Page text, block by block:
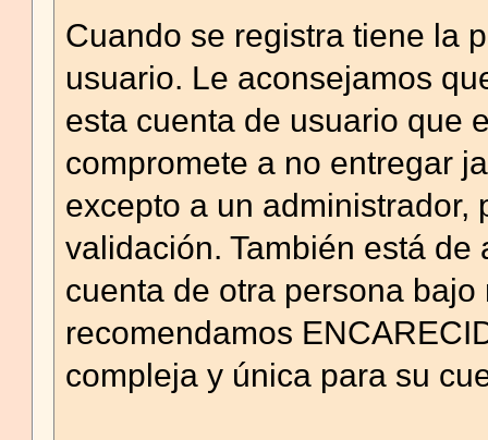
Cuando se registra tiene la
usuario. Le aconsejamos
esta cuenta de usuario que
compromete a no entregar
excepto a un administrador,
validación. También está
cuenta de otra persona
recomendamos
compleja y única para su